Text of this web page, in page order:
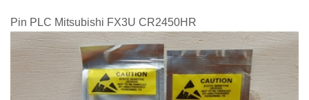
Pin PLC Mitsubishi FX3U CR2450HR